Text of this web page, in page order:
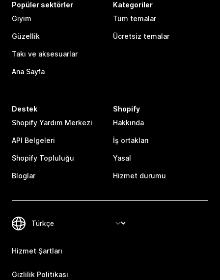
Popüler sektörler
Giyim
Güzellik
Takı ve aksesuarlar
Ana Sayfa
Kategoriler
Tüm temalar
Ücretsiz temalar
Destek
Shopify Yardım Merkezi
API Belgeleri
Shopify Topluluğu
Bloglar
Shopify
Hakkında
İş ortakları
Yasal
Hizmet durumu
Hizmet Şartları
Gizlilik Politikası